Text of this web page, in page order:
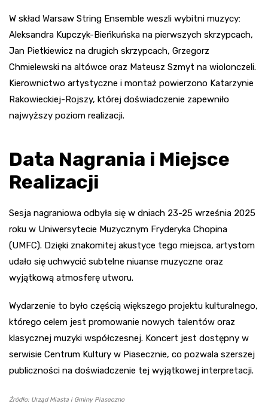
W skład Warsaw String Ensemble weszli wybitni muzycy:
Aleksandra Kupczyk-Bieńkuńska na pierwszych skrzypcach,
Jan Pietkiewicz na drugich skrzypcach, Grzegorz
Chmielewski na altówce oraz Mateusz Szmyt na wiolonczeli.
Kierownictwo artystyczne i montaż powierzono Katarzynie
Rakowieckiej-Rojszy, której doświadczenie zapewniło
najwyższy poziom realizacji.
Data Nagrania i Miejsce
Realizacji
Sesja nagraniowa odbyła się w dniach 23-25 września 2025
roku w Uniwersytecie Muzycznym Fryderyka Chopina
(UMFC). Dzięki znakomitej akustyce tego miejsca, artystom
udało się uchwycić subtelne niuanse muzyczne oraz
wyjątkową atmosferę utworu.
Wydarzenie to było częścią większego projektu kulturalnego,
którego celem jest promowanie nowych talentów oraz
klasycznej muzyki współczesnej. Koncert jest dostępny w
serwisie Centrum Kultury w Piasecznie, co pozwala szerszej
publiczności na doświadczenie tej wyjątkowej interpretacji.
Źródło: Urząd Miasta i Gminy Piaseczno